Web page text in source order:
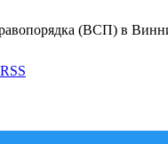
(ВСП) в